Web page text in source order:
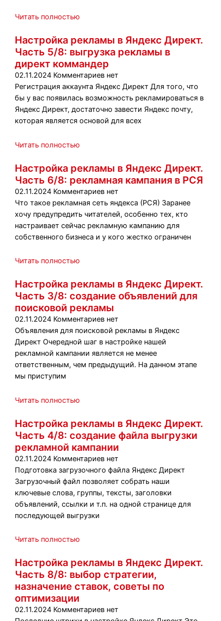
Читать полностью
Настройка рекламы в Яндекс Директ.
Часть 5/8: выгрузка рекламы в
директ коммандер
02.11.2024 Комментариев нет
Регистрация аккаунта Яндекс Директ Для того, что
бы у вас появилась возможность рекламироваться в
Яндекс Директ, достаточно завести Яндекс почту,
которая является основой для всех
Читать полностью
Настройка рекламы в Яндекс Директ.
Часть 6/8: рекламная кампания в РСЯ
02.11.2024 Комментариев нет
Что такое рекламная сеть яндекса (РСЯ) Заранее
хочу предупредить читателей, особенно тех, кто
настраивает сейчас рекламную кампанию для
собственного бизнеса и у кого жестко ограничен
Читать полностью
Настройка рекламы в Яндекс Директ.
Часть 3/8: создание объявлений для
поисковой рекламы
02.11.2024 Комментариев нет
Объявления для поисковой рекламы в Яндекс
Директ Очередной шаг в настройке нашей
рекламной кампании является не менее
ответственным, чем предыдущий. На данном этапе
мы приступим
Читать полностью
Настройка рекламы в Яндекс Директ.
Часть 4/8: создание файла выгрузки
рекламной кампании
02.11.2024 Комментариев нет
Подготовка загрузочного файла Яндекс Директ
Загрузочный файл позволяет собрать наши
ключевые слова, группы, тексты, заголовки
объявлений, ссылки и т.п. на одной странице для
последующей выгрузки
Читать полностью
Настройка рекламы в Яндекс Директ.
Часть 8/8: выбор стратегии,
назначение ставок, советы по
оптимизации
02.11.2024 Комментариев нет